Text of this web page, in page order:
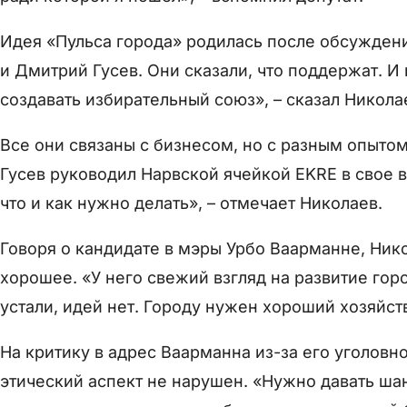
Идея «Пульса города» родилась после
и Дмитрий Гусев. Они сказали, что поддержат.
создавать избирательный союз», – сказал
Все они связаны с бизнесом, но с разным
Гусев руководил Нарвской ячейкой EKRE в
что и как нужно делать», – отмечает Николаев.
Говоря о кандидате в мэры Урбо Ваарманне,
хорошее. «У него свежий взгляд на развитие
устали, идей нет. Городу нужен хороший
На критику в адрес Ваарманна из-за его
этический аспект не нарушен. «Нужно давать